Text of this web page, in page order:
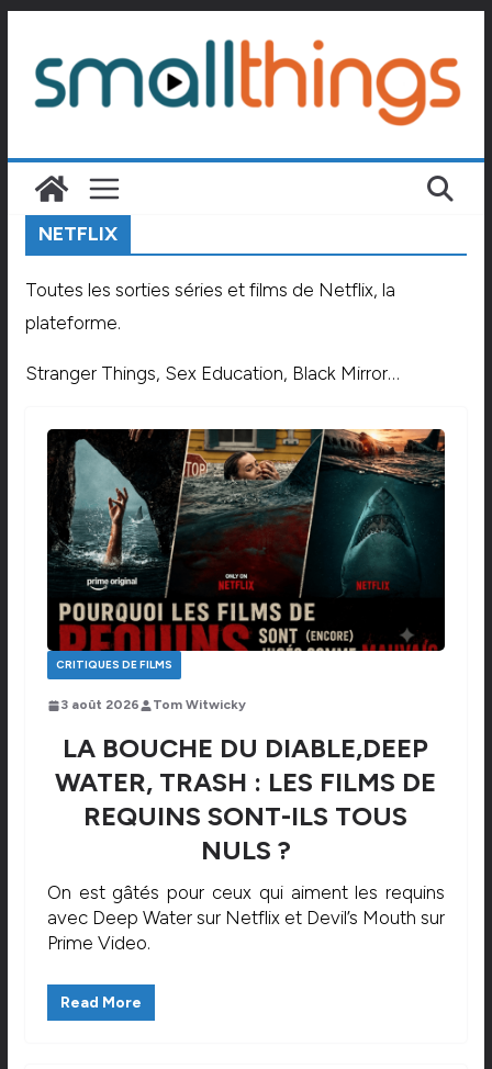
contenu
NETFLIX
Toutes les sorties séries et films de Netflix, la
plateforme.
Stranger Things, Sex Education, Black Mirror…
CRITIQUES DE FILMS
3 août 2026 Tom Witwicky
LA BOUCHE DU DIABLE,DEEP
WATER, TRASH : LES FILMS DE
REQUINS SONT-ILS TOUS
NULS ?
On est gâtés pour ceux qui aiment les requins
avec Deep Water sur Netflix et Devil’s Mouth sur
Prime Video.
Read More